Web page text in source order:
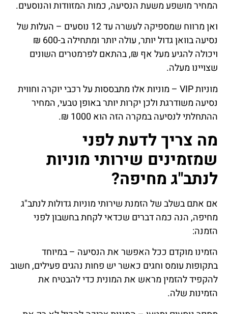
המחיר מושפע משעת הנסיעה, כמות המזוודות והנוסעים.
ואן מרווח שמספיקה לעשרה עד 12 נוסעים – העלות של
נסיעה בוואן גדול יותר, עולה יותר ומתחילה ב-600 ₪
ויכולה להגיע מעל אף ₪, בהתאם לפרמטרים השונים
שצויינו מעלה.
מוניות VIP – מוניות אלו מתבססות על רכבי יוקרה וחווית
נסיעה משודרגת ולכן יקרות יותר באופן טבעי, המחיר
ההתחלתי לנסיעה במקרה הזה הוא 1000 ₪.
מה צריך לדעת לפני
שמזמינים שירותי מוניות
לנתב"ג מחיפה?
אם אתם בשלב של הזמנת שירותי מוניות גדולות לנתב"ג
מחיפה, הנה כמה דברים שכדאי לקחת בחשבון לפני
הזמנה:
הזמינו מוקדם ככל האפשר את הנסיעה – במיוחד
בתקופות עומס וחגים כאשר יש פחות נהגים פעילים, חשוב
להקפיד להזמין מראש את המונית כדי להבטיח את
הזמינות שלה.